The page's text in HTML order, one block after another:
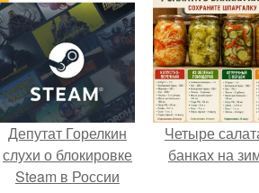
Депутат Горелкин
слухи о блокировке
Steam в России
Четыре
банках на